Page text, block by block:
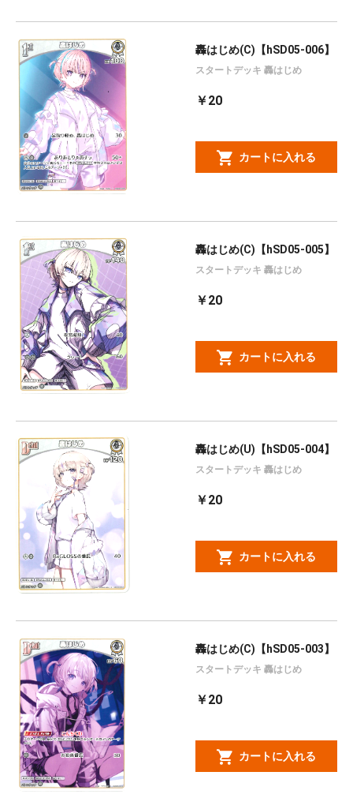
轟はじめ(C)【hSD05-006】
スタートデッキ 轟はじめ
￥20
カートに入れる
轟はじめ(C)【hSD05-005】
スタートデッキ 轟はじめ
￥20
カートに入れる
轟はじめ(U)【hSD05-004】
スタートデッキ 轟はじめ
￥20
カートに入れる
轟はじめ(C)【hSD05-003】
スタートデッキ 轟はじめ
￥20
カートに入れる